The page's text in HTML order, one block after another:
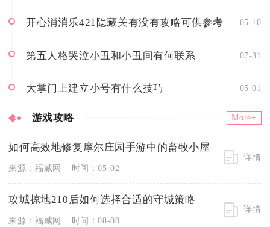
开心消消乐421隐藏关有没有攻略可供参考 05-10
第五人格哭泣小丑和小丑间有何联系 07-31
大掌门上建立小号有什么技巧 05-01
游戏攻略 More+
如何高效地修复摩尔庄园手游中的畜牧小屋
来源：福威网 时间：05-02
详情
攻城掠地210后如何选择合适的守城策略
来源：福威网 时间：08-08
详情